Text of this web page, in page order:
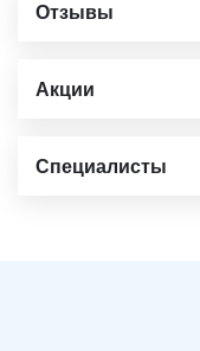
Отзывы
Акции
Специалисты